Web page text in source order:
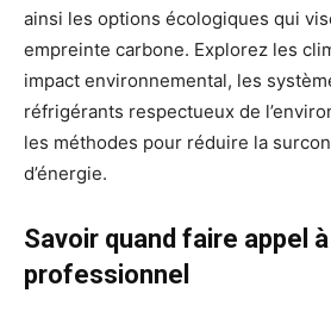
ainsi les options écologiques qui
empreinte carbone. Explorez les
impact environnemental, les
réfrigérants respectueux de
les méthodes pour réduire la
d’énergie.
Savoir quand faire appel
professionnel